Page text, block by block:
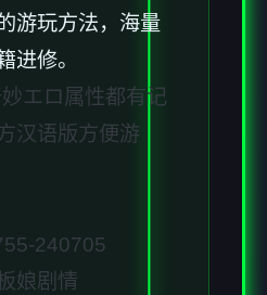
游玩方法，海量
进修。
エロ属性都有记
汉语版方便游
240705
娘剧情